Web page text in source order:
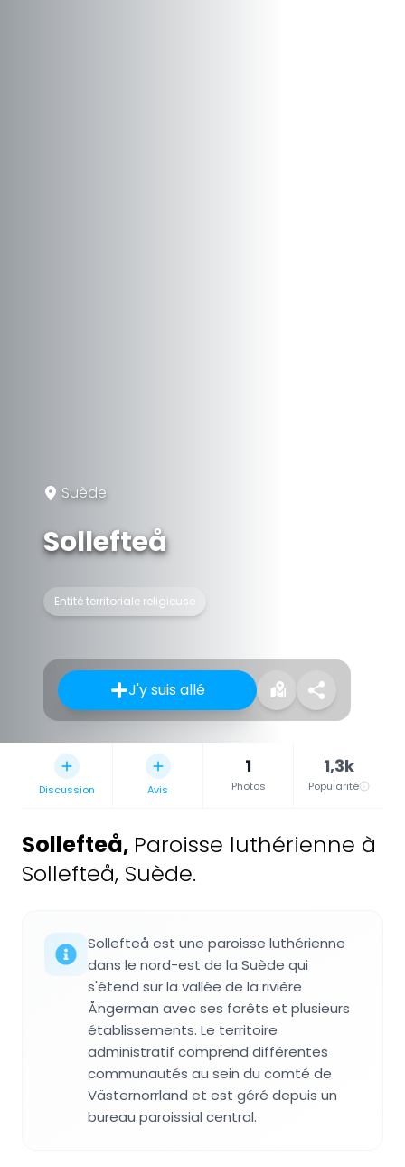
Suède
Sollefteå
Entité territoriale religieuse
J'y suis allé
Discussion Avis
1
Photos
1,3k
Popularité
Sollefteå, Paroisse luthérienne à
Sollefteå, Suède.
Sollefteå est une paroisse luthérienne
dans le nord-est de la Suède qui
s'étend sur la vallée de la rivière
Ångerman avec ses forêts et plusieurs
établissements. Le territoire
administratif comprend différentes
communautés au sein du comté de
Västernorrland et est géré depuis un
bureau paroissial central.